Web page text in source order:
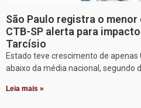
São Paulo registra o
CTB-SP alerta para
Tarcísio
Estado teve crescimento de apenas
abaixo da média nacional, segundo
Leia mais »